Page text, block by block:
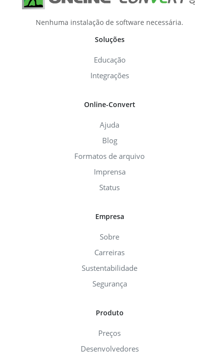
Nenhuma instalação de software necessária.
Soluções
Educação
Integrações
Online-Convert
Ajuda
Blog
Formatos de arquivo
Imprensa
Status
Empresa
Sobre
Carreiras
Sustentabilidade
Segurança
Produto
Preços
Desenvolvedores